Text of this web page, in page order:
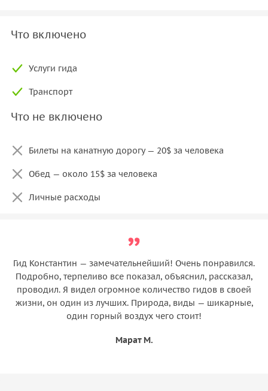
Что включено
Услуги гида
Транспорт
Что не включено
Билеты на канатную дорогу — 20$ за человека
Обед — около 15$ за человека
Личные расходы
Гид Константин — замечательнейший! Очень понравился.
Подробно, терпеливо все показал, объяснил, рассказал,
проводил. Я видел огромное количество гидов в своей
жизни, он один из лучших. Природа, виды — шикарные,
один горный воздух чего стоит!
Марат М.